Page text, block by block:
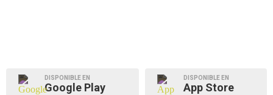
DISPONIBLE EN
Google Play
DISPONIBLE EN
App Store